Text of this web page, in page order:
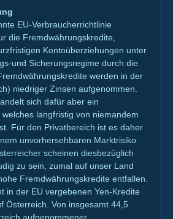
EU-Verbraucherrichtlinie
die Fremdwährungskredite,
Kontoüberziehungen unter
und Sicherungsregime durch die
werden in der
niedriger Zinsen aufgenommen.
sich dafür aber ein
langfristig von niemandem
Für den Privatbereich ist es daher
unvorhersehbaren Marktrisiko
scheinen diesbezüglich
zu sein, zumal auf unser Land
Fremdwährungskredite entfallen.
in der EU vergebenen Yen-Kredite
Österreich. Von insgesamt 44,5